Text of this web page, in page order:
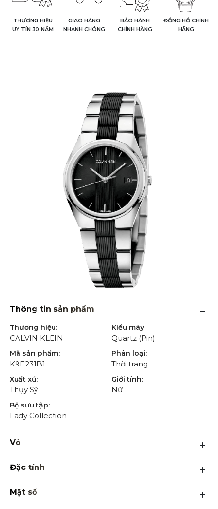
THƯƠNG HIỆU
UY TÍN 30 NĂM
GIAO HÀNG
NHANH CHÓNG
BẢO HÀNH
CHÍNH HÃNG
ĐỒNG HỒ CHÍNH
HÃNG
Thông tin sản phẩm
Thương hiệu:
CALVIN KLEIN
Kiểu máy:
Quartz (Pin)
Mã sản phẩm:
K9E231B1
Phân loại:
Thời trang
Xuất xứ:
Thụy Sỹ
Giới tính:
Nữ
Bộ sưu tập:
Lady Collection
Vỏ
Đặc tính
Mặt số